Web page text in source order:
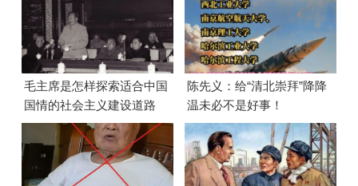
毛主席是怎样探索适合中国
国情的社会主义建设道路
的？
陈先义：给“清北崇拜”降降
温未必不是好事！